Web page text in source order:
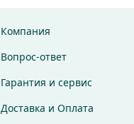
Компания
Вопрос-ответ
Гарантия и сервис
Доставка и Оплата